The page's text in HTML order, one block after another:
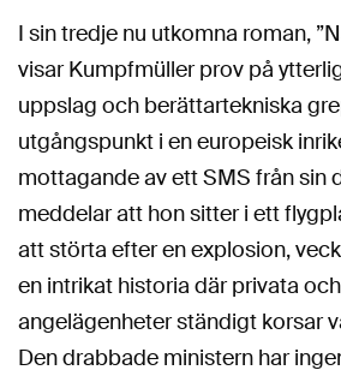
I sin tredje nu utkomna roman,
visar Kumpfmüller prov på
uppslag och berättartekniska
utgångspunkt i en europeisk
mottagande av ett SMS från sin
meddelar att hon sitter i ett
att störta efter en explosion,
en intrikat historia där privata och
angelägenheter ständigt korsar
Den drabbade ministern har